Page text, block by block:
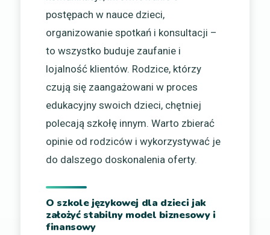
postępach w nauce dzieci,
organizowanie spotkań i konsultacji –
to wszystko buduje zaufanie i
lojalność klientów. Rodzice, którzy
czują się zaangażowani w proces
edukacyjny swoich dzieci, chętniej
polecają szkołę innym. Warto zbierać
opinie od rodziców i wykorzystywać je
do dalszego doskonalenia oferty.
O szkole językowej dla dzieci jak
założyć stabilny model biznesowy i
finansowy